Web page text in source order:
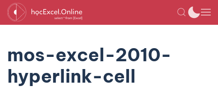
mos-excel-2010-
hyperlink-cell